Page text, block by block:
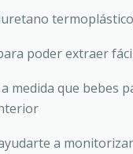
poder extraer
medida que bebes
a